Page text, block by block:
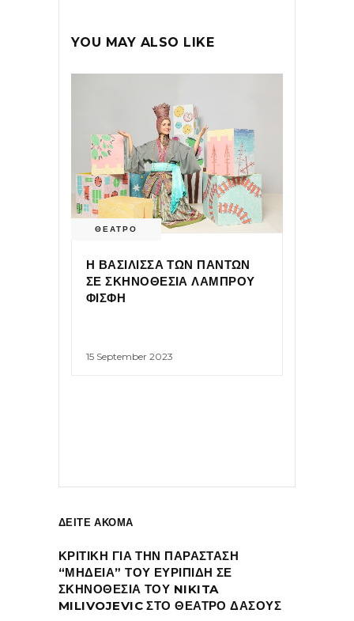
YOU MAY ALSO LIKE
ΘΕΑΤΡΟ
Η ΒΑΣΙΛΙΣΣΑ ΤΩΝ ΠΑΝΤΩΝ
ΣΕ ΣΚΗΝΟΘΕΣΙΑ ΛΑΜΠΡΟΥ
ΦΙΣΦΗ
15 September 2023
ΔΕΙΤΕ ΑΚΟΜΑ
ΚΡΙΤΙΚΗ ΓΙΑ ΤΗΝ ΠΑΡΑΣΤΑΣΗ
“ΜΗΔΕΙΑ” ΤΟΥ ΕΥΡΙΠΙΔΗ ΣΕ
ΣΚΗΝΟΘΕΣΙΑ ΤΟΥ NIKITA
MILIVOJEVIC ΣΤΟ ΘΕΑΤΡΟ ΔΑΣΟΥΣ